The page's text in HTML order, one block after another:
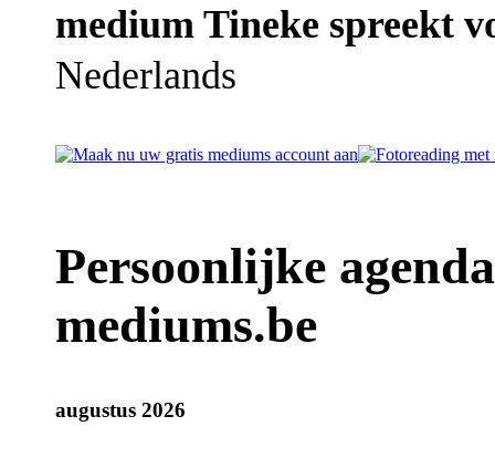
medium Tineke spreekt
Nederlands
Persoonlijke
mediums.be
augustus 2026